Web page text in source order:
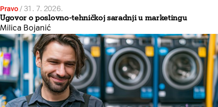
Pravo / 31. 7. 2026.
Ugovor o poslovno-tehničkoj saradnji u marketingu
Milica Bojanić